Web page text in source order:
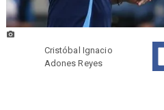
Cristóbal Ignacio
Adones Reyes